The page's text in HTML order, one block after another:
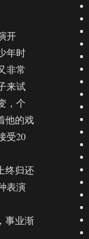
开
年时
非常
来试
，个
他的戏
受20
终归还
表演
事业渐